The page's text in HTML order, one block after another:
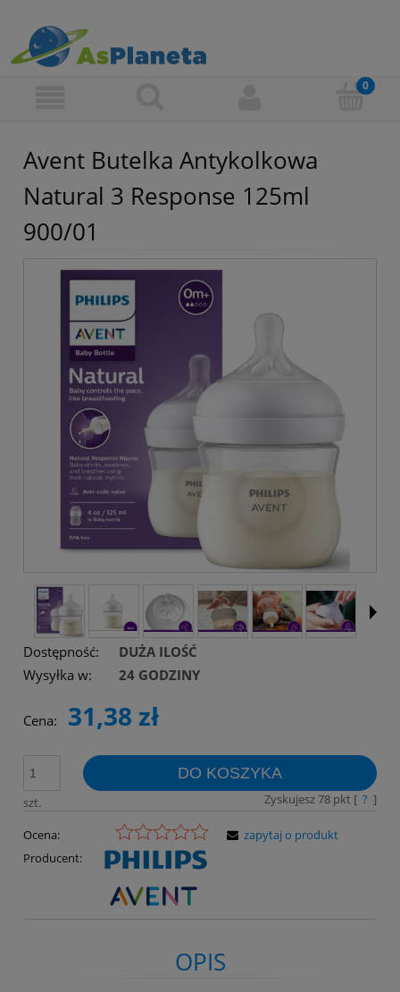
Avent Butelka Antykolkowa
Natural 3 Response 125ml
900/01
Dostępność:
DUŻA ILOŚĆ
Wysyłka w:
24 GODZINY
Cena: 31,38 zł
szt.
DO KOSZYKA
Zyskujesz78pkt [ ? ]
Ocena:
Producent:
zapytaj o produkt
OPIS